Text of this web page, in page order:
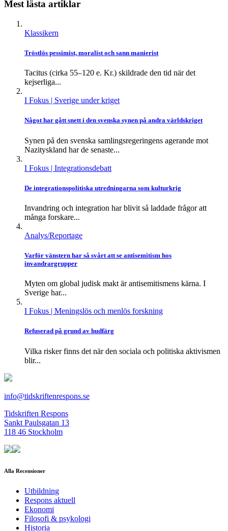
Mest lästa artiklar
Klassikern
Tröstlös pessimist, moralist och sann manierist
Tacitus (cirka 55–120 e. Kr.) skildrade den tid när det
kejserliga...
I Fokus | Sverige under kriget
Något har gått snett i den svenska synen på andra världskriget
Synen på den svenska samlingsregeringens agerande mot
Nazityskland har de senaste...
I Fokus | Integrationsdebatt
De integrationspolitiska utredningarna som kulturkrig
Invandring och integration har blivit så laddade frågor att
många forskare...
Analys/Reportage
Varför vänstern har så svårt att se antisemitism hos
invandrargrupper
Myten om global judisk makt är antisemitismens kärna. I
Sverige har...
I Fokus | Meningslös och menlös forskning
Refuserad på grund av hudfärg
Vilka risker finns det när den sociala och politiska aktivismen
blir...
info@tidskriftenrespons.se
Tidskriften Respons
Sankt Paulsgatan 13
118 46 Stockholm
Alla Recensioner
Utbildning
Respons aktuell
Ekonomi
Filosofi & psykologi
Historia